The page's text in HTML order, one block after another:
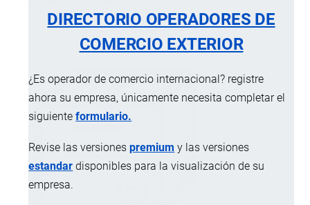
DIRECTORIO OPERADORES DE
COMERCIO EXTERIOR
¿Es operador de comercio internacional? registre
ahora su empresa, únicamente necesita completar el
siguienteformulario.
Revise las versionespremium y las versiones
estandar disponibles para la visualización de su
empresa.